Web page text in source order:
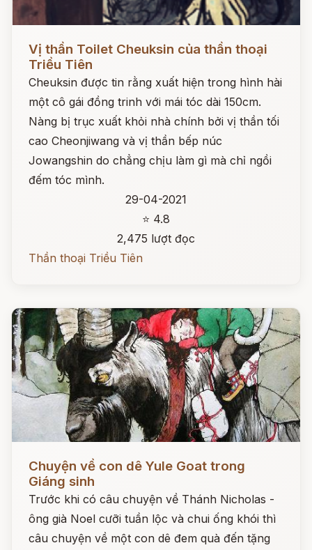
Đọc ngay
Vị thần Toilet Cheuksin của thần thoại
Triều Tiên
Cheuksin được tin rằng xuất hiện trong hình hài
một cô gái đồng trinh với mái tóc dài 150cm.
Nàng bị trục xuất khỏi nhà chính bởi vị thần tối
cao Cheonjiwang và vị thần bếp núc
Jowangshin do chẳng chịu làm gì mà chỉ ngồi
đếm tóc mình.
29-04-2021
⭐ 4.8
2,475 lượt đọc
Thần thoại Triều Tiên
Chuyện về con dê Yule Goat trong
Giáng sinh
Trước khi có câu chuyện về Thánh Nicholas -
ông già Noel cưỡi tuần lộc và chui ống khói thì
câu chuyện về một con dê đem quà đến tặng